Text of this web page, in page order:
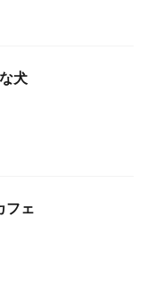
犬
フェ